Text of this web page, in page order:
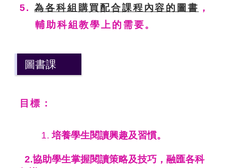
5.為各科組購買配合課程內容的圖書 ，
輔助科組教學上的需要。
圖書課
目標：
培養學生閱讀興趣及習慣。
2.協助學生掌握閱讀策略及技巧，融匯各科